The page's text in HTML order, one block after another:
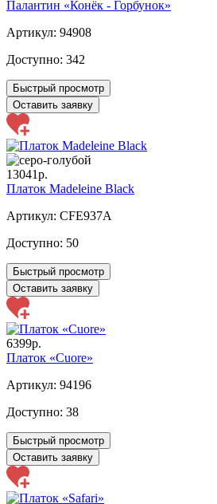
Палантин «Конёк - Горбунок»
Артикул: 94908
Доступно: 342
Быстрый просмотр
Оставить заявку
13041р.
Платок Madeleine Black
Артикул: CFE937A
Доступно: 50
Быстрый просмотр
Оставить заявку
6399р.
Платок «Cuore»
Артикул: 94196
Доступно: 38
Быстрый просмотр
Оставить заявку